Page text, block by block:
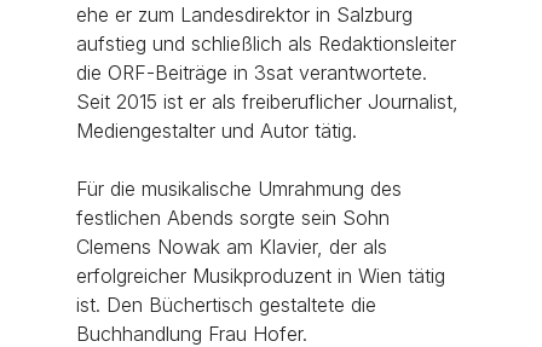
ehe er zum Landesdirektor in Salzburg
aufstieg und schließlich als Redaktionsleiter
die ORF-Beiträge in 3sat verantwortete.
Seit 2015 ist er als freiberuflicher Journalist,
Mediengestalter und Autor tätig.
Für die musikalische Umrahmung des
festlichen Abends sorgte sein Sohn
Clemens Nowak am Klavier, der als
erfolgreicher Musikproduzent in Wien tätig
ist. Den Büchertisch gestaltete die
Buchhandlung Frau Hofer.